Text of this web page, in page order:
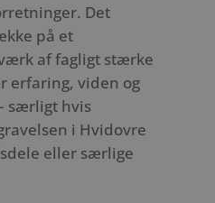
Det
på et
af fagligt stærke
erfaring, viden og
særligt hvis
i Hvidovre
eller særlige